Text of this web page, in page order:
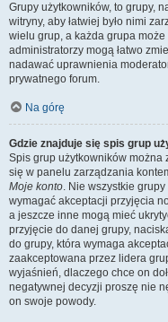
Grupy użytkowników, to grupy,
witryny, aby łatwiej było nimi
wielu grup, a każda grupa
administratorzy mogą łatwo
nadawać uprawnienia
prywatnego forum.
Na górę
Gdzie znajduje się spis grup
Spis grup użytkowników można
się w panelu zarządzania
Moje konto. Nie wszystkie
wymagać akceptacji przyjęcia
a jeszcze inne mogą mieć
przyjęcie do danej grupy,
do grupy, która wymaga
zaakceptowana przez lidera
wyjaśnień, dlaczego chce on
negatywnej decyzji proszę nie
on swoje powody.